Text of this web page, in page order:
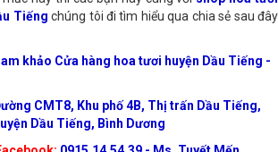
này thì các bạn hãy cùng với
shop hoa tươi
Tiếng
chúng tôi đi tìm hiểu qua chia sẻ sau đây
khảo Cửa hàng hoa tươi huyện Dầu Tiếng -
CMT8, Khu phố 4B, Thị trấn Dầu Tiếng,
Dầu Tiếng, Bình Dương